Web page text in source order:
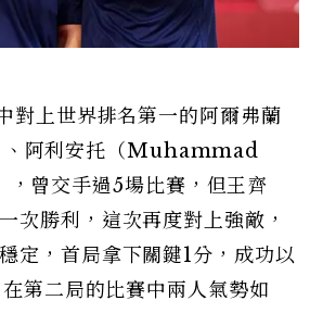
對上世界排名第一的阿爾弗蘭
阿利安托（Muhammad
曾交手過5場比賽，但王齊
次勝利，這次再度對上強敵，
定，首局拿下關鍵1分，成功以
第二局的比賽中兩人氣勢如